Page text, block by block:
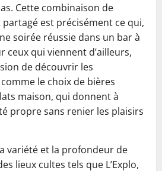
Cette combinaison de
est précisément ce qui,
soirée réussie dans un bar à
ceux qui viennent d’ailleurs,
de découvrir les
le choix de bières
maison, qui donnent à
propre sans renier les plaisirs
variété et la profondeur de
lieux cultes tels que L’Explo,